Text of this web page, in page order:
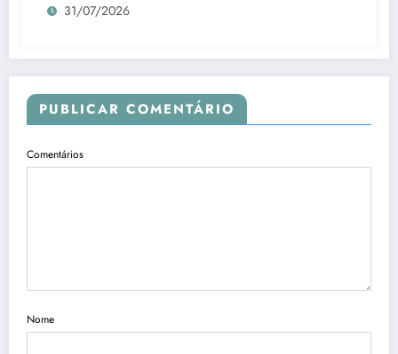
31/07/2026
PUBLICAR COMENTÁRIO
Comentários
Nome